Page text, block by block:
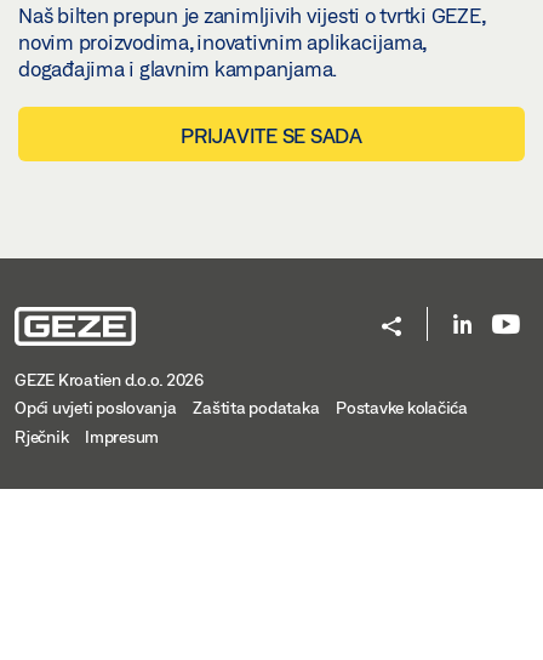
Naš bilten prepun je zanimljivih vijesti o tvrtki GEZE,
novim proizvodima, inovativnim aplikacijama,
događajima i glavnim kampanjama.
PRIJAVITE SE SADA
GEZE Kroatien d.o.o. 2026
Opći uvjeti poslovanja
Zaštita podataka
Postavke kolačića
Rječnik
Impresum